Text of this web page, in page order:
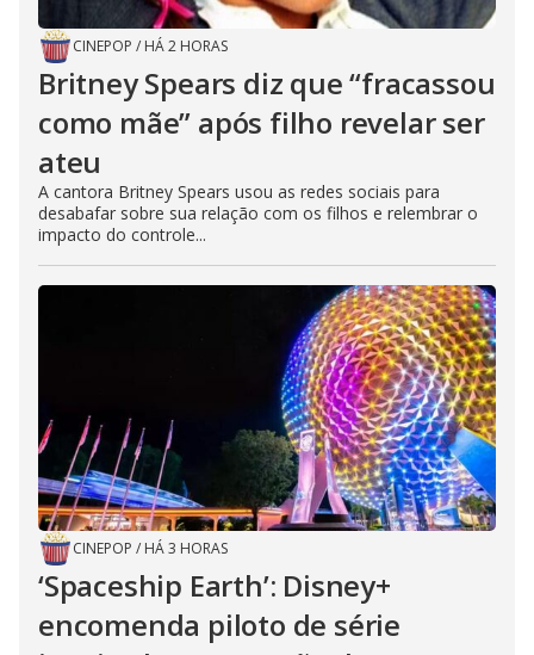
CINEPOP / HÁ 2 HORAS
Britney Spears diz que “fracassou
como mãe” após filho revelar ser
ateu
A cantora Britney Spears usou as redes sociais para
desabafar sobre sua relação com os filhos e relembrar o
impacto do controle...
CINEPOP / HÁ 3 HORAS
‘Spaceship Earth’: Disney+
encomenda piloto de série